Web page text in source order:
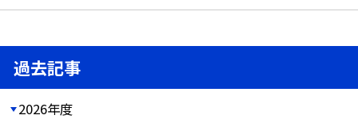
過去記事
2026年度